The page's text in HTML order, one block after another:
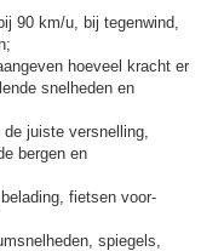
90 km/u, bij tegenwind,
hoeveel kracht er
snelheden en
juiste versnelling,
bergen en
fietsen voor-
spiegels,